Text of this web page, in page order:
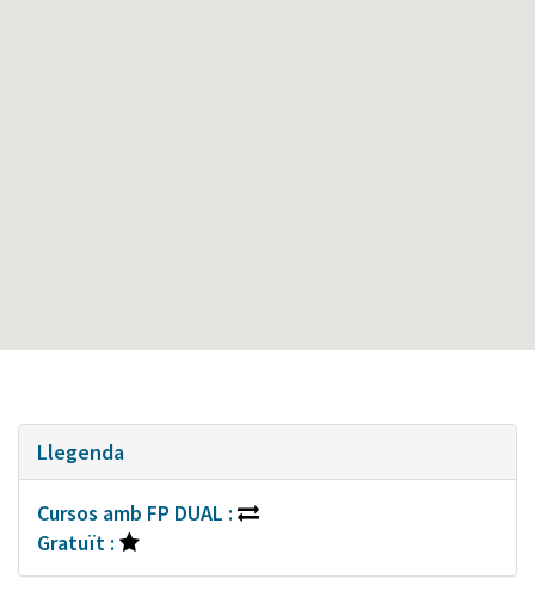
Llegenda
Cursos amb FP DUAL :
Gratuït :